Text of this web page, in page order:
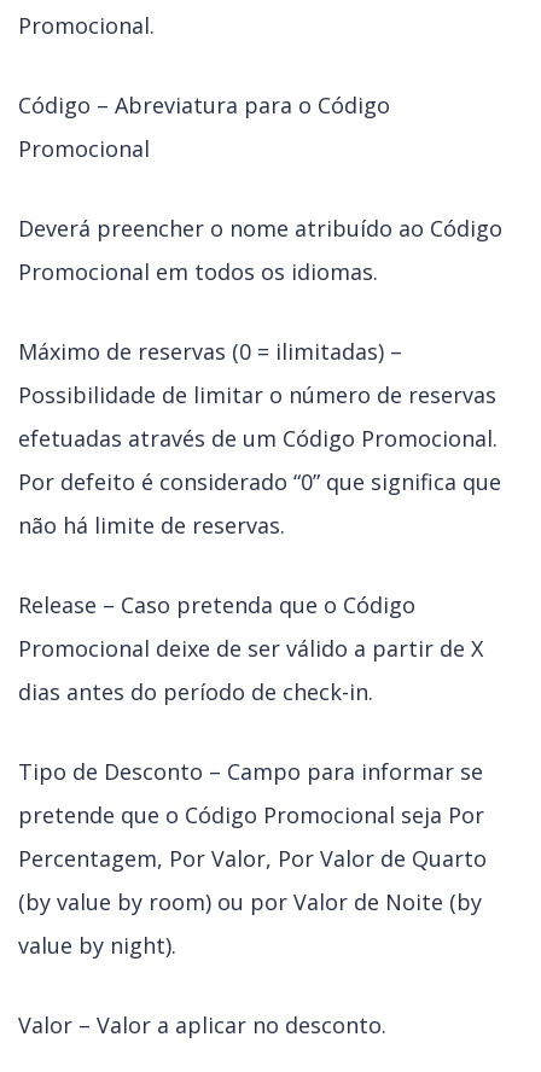
Promocional.
Código – Abreviatura para o Código
Promocional
Deverá preencher o nome atribuído ao Código
Promocional em todos os idiomas.
Máximo de reservas (0 = ilimitadas) –
Possibilidade de limitar o número de reservas
efetuadas através de um Código Promocional.
Por defeito é considerado “0” que significa que
não há limite de reservas.
Release – Caso pretenda que o Código
Promocional deixe de ser válido a partir de X
dias antes do período de check-in.
Tipo de Desconto – Campo para informar se
pretende que o Código Promocional seja Por
Percentagem, Por Valor, Por Valor de Quarto
(by value by room) ou por Valor de Noite (by
value by night).
Valor – Valor a aplicar no desconto.